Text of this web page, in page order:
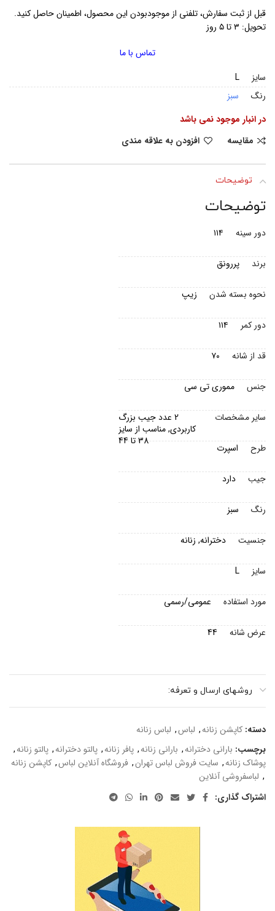
قبل از ثبت سفارش، تلفنی از موجودبودن این محصول، اطمینان حاصل کنید.
تحویل: ۳ تا ۵ روز
تماس با ما
سایز
L
رنگ
سبز
در انبار موجود نمی باشد
مقایسه
افزودن به علاقه مندی
توضیحات
توضیحات
دور سینه ۱۱۴
برند پررونق
نحوه بسته شدن زیپ
دور کمر ۱۱۴
قد از شانه ۷۰
جنس مموری تی سی
سایر مشخصات
2 عدد جیب بزرگ
کاربردی, مناسب از سایز
38 تا 44
طرح اسپرت
جیب دارد
رنگ سبز
جنسیت دخترانه, زنانه
سایز L
مورد استفاده عمومی/رسمی
عرض شانه 44
روشهای ارسال و تعرفه:
دسته: کاپشن زنانه, لباس, لباس زنانه
برچسب: بارانی دخترانه, بارانی زنانه, پافر زنانه, پالتو دخترانه, پالتو زنانه,
پوشاک زنانه, سایت فروش لباس تهران, فروشگاه آنلاین لباس, کاپشن زنانه
, لباسفروشی آنلاین
اشتراک گذاری: